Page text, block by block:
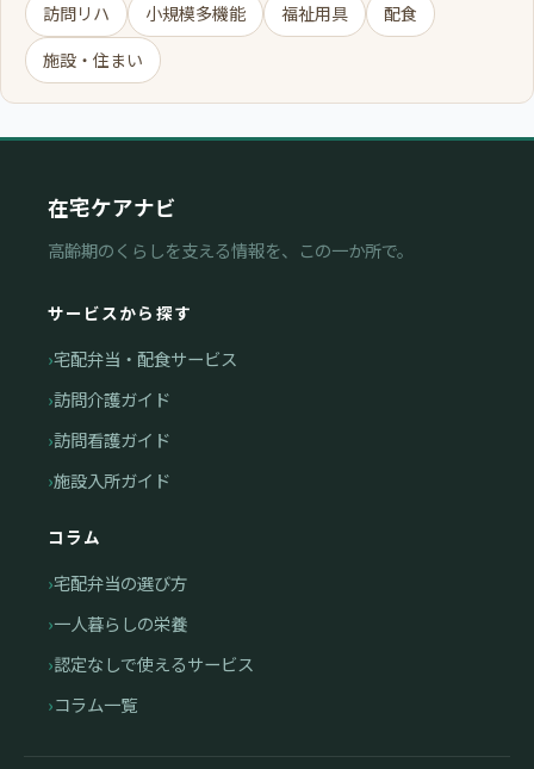
訪問リハ
小規模多機能 福祉用具
配食
施設・住まい
在宅ケアナビ
高齢期のくらしを支える情報を、この一か所で。
サービスから探す
宅配弁当・配食サービス
訪問介護ガイド
訪問看護ガイド
施設入所ガイド
コラム
宅配弁当の選び方
一人暮らしの栄養
認定なしで使えるサービス
コラム一覧